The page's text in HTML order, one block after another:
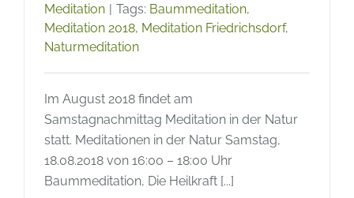
Meditation | Tags: Baummeditation,
Meditation 2018, Meditation Friedrichsdorf,
Naturmeditation
Im August 2018 findet am
Samstagnachmittag Meditation in der Natur
statt. Meditationen in der Natur Samstag,
18.08.2018 von 16:00 – 18:00 Uhr
Baummeditation, Die Heilkraft [...]